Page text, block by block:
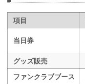
項目
当日券
グッズ販売
ファンクラブブース